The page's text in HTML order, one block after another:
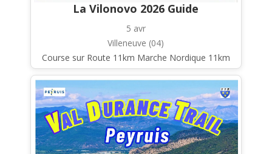
La Vilonovo 2026 Guide
5 avr
Villeneuve (04)
Course sur Route 11km Marche Nordique 11km